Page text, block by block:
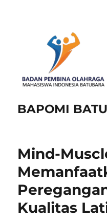
BAPOMI
Mind-
Kualitas